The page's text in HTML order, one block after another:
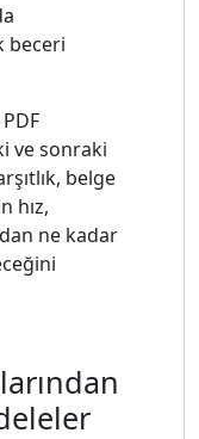
beceri
ve sonraki
belge
hız,
ne kadar